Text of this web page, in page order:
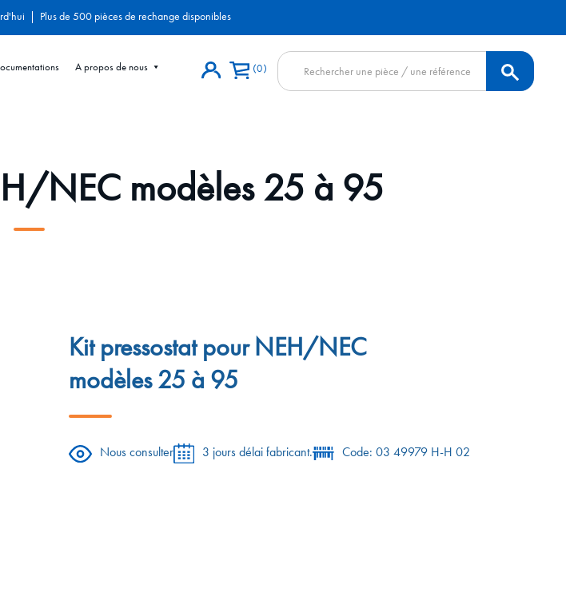
| Plus de 500 pièces de rechange disponibles
A propos de nous 0 Recherche
de
produits
NEC modèles 25 à 95
Kit pressostat pour NEH/NEC
modèles 25 à 95
Nous consulter 3 jours délai fabricant. Code: 03 49979 H-H 02